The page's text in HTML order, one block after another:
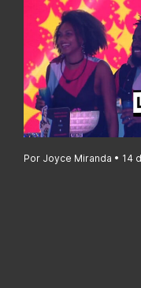
Por Joyce Miranda • 14